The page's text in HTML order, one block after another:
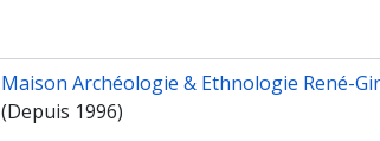
Maison Archéologie & Ethnologie René-
(Depuis 1996)